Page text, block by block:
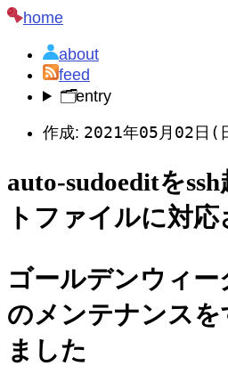
home
about
feed
🗂️entry
作成: 2021年05月02日(
auto-sudoeditを
トファイルに対応
ゴールデンウィー
のメンテナンスを
ました